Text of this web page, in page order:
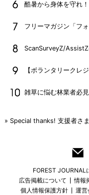
酷暑から身体を守れ
フリーマガジン「フ
ScanSurveyZ/
【ボランタリークレ
雑草に悩む林業者必
» Special thanks! 支援者さ
FOREST JOURNAL
広告掲載について
情報
個人情報保護方針
運営